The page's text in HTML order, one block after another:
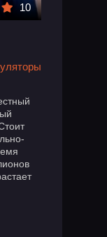
10